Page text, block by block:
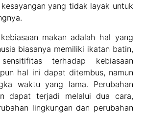
yang tidak layak untuk
makan adalah hal yang
biasanya memiliki ikatan batin,
terhadap kebiasaan
hal ini dapat ditembus, namun
waktu yang lama. Perubahan
dapat terjadi melalui dua cara,
lingkungan dan perubahan